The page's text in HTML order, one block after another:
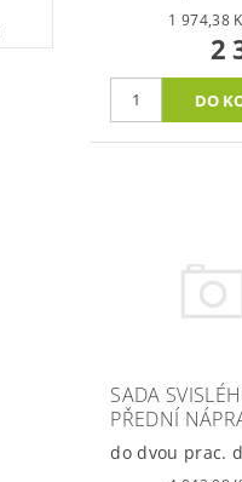
2
SADA
PŘEDNÍ
do dvou prac.